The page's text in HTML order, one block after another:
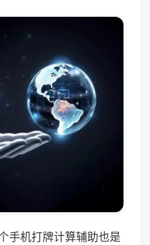
手机打牌计算辅助也是